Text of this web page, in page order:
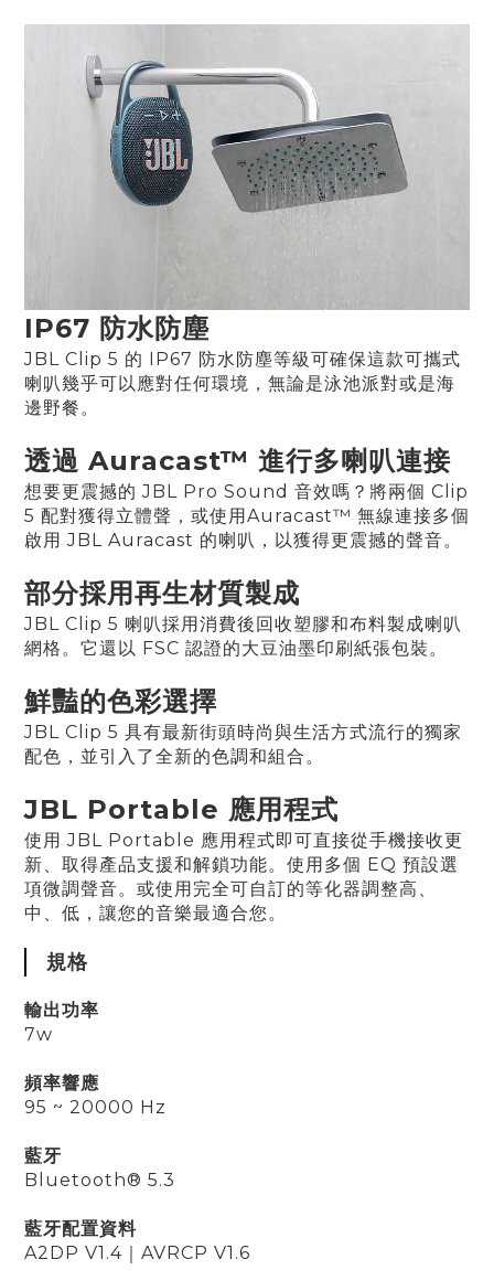
IP67 防水防塵
JBL Clip 5 的 IP67 防水防塵等級可確保這款可攜式
喇叭幾乎可以應對任何環境，無論是泳池派對或是海
邊野餐。
透過 Auracast™ 進行多喇叭連接
想要更震撼的 JBL Pro Sound 音效嗎？將兩個 Clip
5 配對獲得立體聲，或使用Auracast™ 無線連接多個
啟用 JBL Auracast 的喇叭，以獲得更震撼的聲音。
部分採用再生材質製成
JBL Clip 5 喇叭採用消費後回收塑膠和布料製成喇叭
網格。它還以 FSC 認證的大豆油墨印刷紙張包裝。
鮮豔的色彩選擇
JBL Clip 5 具有最新街頭時尚與生活方式流行的獨家
配色，並引入了全新的色調和組合。
JBL Portable 應用程式
使用 JBL Portable 應用程式即可直接從手機接收更
新、取得產品支援和解鎖功能。使用多個 EQ 預設選
項微調聲音。或使用完全可自訂的等化器調整高、
中、低，讓您的音樂最適合您。
規格
輸出功率
7w
頻率響應
95 ~ 20000 Hz
藍牙
Bluetooth® 5.3
藍牙配置資料
A2DP V1.4 ｜ AVRCP V1.6